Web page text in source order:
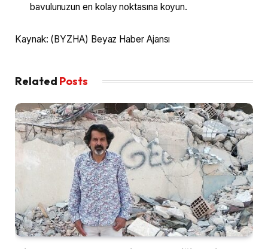
bavulunuzun en kolay noktasına koyun.
Kaynak: (BYZHA) Beyaz Haber Ajansı
Related Posts